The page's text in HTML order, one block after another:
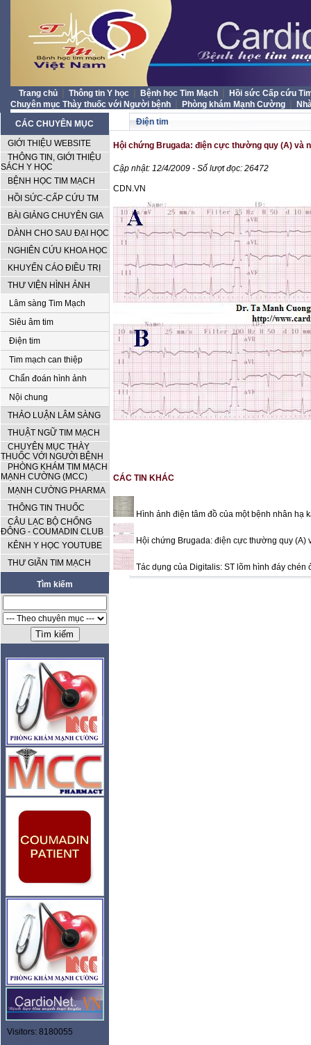
Trang chủ Thông tin Y học Bệnh học Tim Mạch
Hồi sức Cấp cứu
Chuyên mục Thày thuốc với Người bệnh
Phòng khám Mạnh Cường
CÁC CHUYÊN MỤC
GIỚI THIỆU WEBSITE
THÔNG TIN, GIỚI THIỆU
SÁCH Y HỌC
BỆNH HỌC TIM MẠCH
HỒI SỨC-CẤP CỨU TM
BÀI GIẢNG CHUYÊN GIA
DÀNH CHO SAU ĐẠI HỌC
NGHIÊN CỨU KHOA HỌC
KHUYẾN CÁO ĐIỀU TRỊ
THƯ VIỆN HÌNH ẢNH
Lâm sàng Tim Mạch
Siêu âm tim
Điện tim
Tim mạch can thiệp
Chẩn đoán hình ảnh
Nội chung
THẢO LUẬN LÂM SÀNG
THUẬT NGỮ TIM MẠCH
CHUYÊN MỤC THÀY
THUỐC VỚI NGƯỜI BỆNH
PHÒNG KHÁM TIM MẠCH
MẠNH CƯỜNG (MCC)
MẠNH CƯỜNG PHARMA
THÔNG TIN THUỐC
CÂU LẠC BỘ CHỐNG
ĐÔNG - COUMADIN CLUB
KÊNH Y HỌC YOUTUBE
THƯ GIÃN TIM MẠCH
Tìm kiếm
Visitors: 8180055
Điện tim
Hội chứng Brugada: điện cực thường quy (A) và
Cập nhật: 12/4/2009 - Số lượt đọc: 26472
CDN.VN
CÁC TIN KHÁC
Hình ảnh điện tâm đồ của một bệnh nhân hạ
Hội chứng Brugada: điện cực thường quy
Tác dụng của Digitalis: ST lõm hình đáy chén